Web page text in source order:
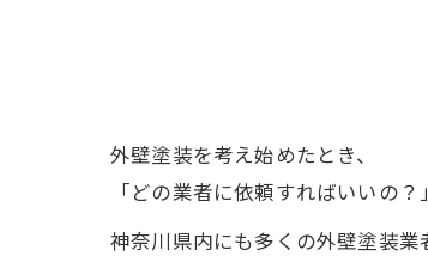
外壁塗装を考え始めたとき、
「どの業者に依頼すればいいの
神奈川県内にも多くの外壁塗装